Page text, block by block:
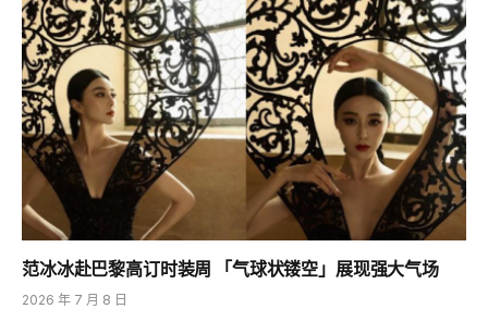
范冰冰赴巴黎高订时装周 「气球状镂空」展现强大气场
2026 年 7 月 8 日